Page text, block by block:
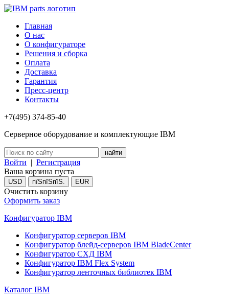
Главная
О нас
О конфигураторе
Решения и сборка
Оплата
Доставка
Гарантия
Пресс-центр
Контакты
+7(495) 374-85-40
Серверное оборудование и комплектующие IBM
Войти | Регистрация
Ваша корзина пуста
USD пїЅпїЅпїЅ. EUR
Очистить корзину
Оформить заказ
Конфигуратор IBM
Конфигуратор серверов IBM
Конфигуратор блейд-серверов IBM BladeCenter
Конфигуратор СХД IBM
Конфигуратор IBM Flex System
Конфигуратор ленточных библиотек IBM
Каталог IBM